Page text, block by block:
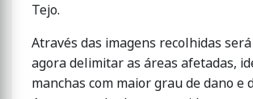
Tejo.
Através das imagens recolhidas
agora delimitar as áreas afetadas,
manchas com maior grau de dano e